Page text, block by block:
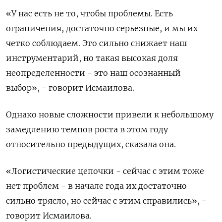
«У нас есть не то, чтобы проблемы. Есть
ограничения, достаточно серьезные, и мы их
четко соблюдаем. Это сильно снижает наш
инструментарий, но такая высокая доля
неопределенности - это наш осознанный
выбор», - говорит Исмаилова.
Однако новые сложности привели к небольшому
замедлению темпов роста в этом году
относительно предыдущих, сказала она.
«Логистические цепочки - сейчас с этим тоже
нет проблем - в начале года их достаточно
сильно трясло, но сейчас с этим справились», -
говорит Исмаилова.